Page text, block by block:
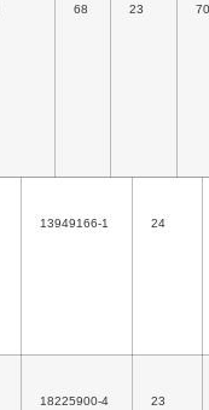
68 23 70
13949166-1 24
18225900-4 23